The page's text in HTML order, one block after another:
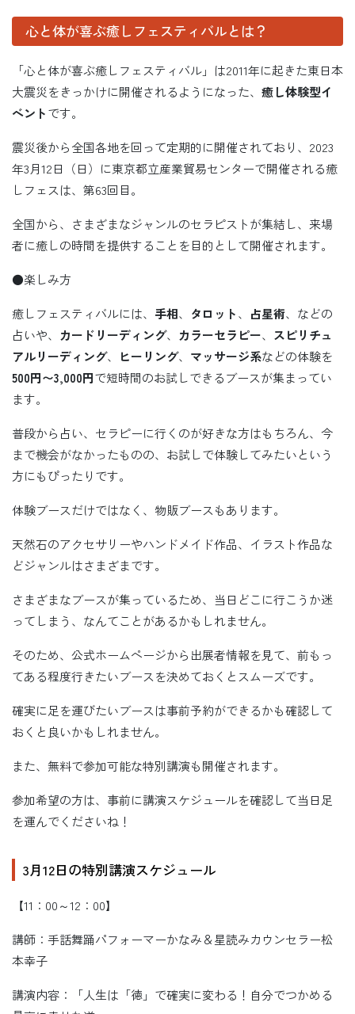
心と体が喜ぶ癒しフェスティバルとは？
「心と体が喜ぶ癒しフェスティバル」は2011年に起きた東日本
大震災をきっかけに開催されるようになった、 癒し体験型イ
ベントです。
震災後から全国各地を回って定期的に開催されており、2023
年3月12日（日）に東京都立産業貿易センターで開催される癒
しフェスは、第63回目。
全国から、さまざまなジャンルのセラピストが集結し、来場
者に癒しの時間を提供することを目的として開催されます。
●楽しみ方
癒しフェスティバルには、 手相、 タロット、 占星術、などの
占いや、 カードリーディング、 カラーセラピー、 スピリチュ
アルリーディング、 ヒーリング、 マッサージ系などの体験を
500円〜3,000円で短時間のお試しできるブースが集まってい
ます。
普段から占い、セラピーに行くのが好きな方はもちろん、今
まで機会がなかったものの、お試しで体験してみたいという
方にもぴったりです。
体験ブースだけではなく、物販ブースもあります。
天然石のアクセサリーやハンドメイド作品、イラスト作品な
どジャンルはさまざまです。
さまざまなブースが集っているため、当日どこに行こうか迷
ってしまう、なんてことがあるかもしれません。
そのため、公式ホームページから出展者情報を見て、前もっ
てある程度行きたいブースを決めておくとスムーズです。
確実に足を運びたいブースは事前予約ができるかも確認して
おくと良いかもしれません。
また、無料で参加可能な特別講演も開催されます。
参加希望の方は、事前に講演スケジュールを確認して当日足
を運んでくださいね！
3月12日の特別講演スケジュール
【11：00～12：00】
講師：手話舞踊パフォーマーかなみ＆星読みカウンセラー松
本幸子
講演内容：「人生は「徳」で確実に変わる！自分でつかめる